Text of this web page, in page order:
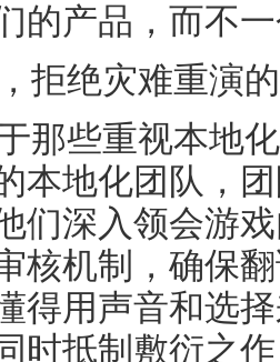
的产品，而不
拒绝灾难重演
那些重视本地
本地化团队，
们深入领会游
核机制，确保
得用声音和选
时抵制敷衍之